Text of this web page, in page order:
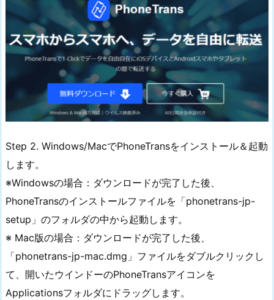
Step 2. Windows/MacでPhoneTransをインストール＆起動
します。
※Windowsの場合：ダウンロードが完了した後、
PhoneTransのインストールファイルを「phonetrans-jp-
setup」のフォルダの中から起動します。
※ Mac版の場合：ダウンロードが完了した後、
「phonetrans-jp-mac.dmg」ファイルをダブルクリックし
て、開いたウインドーのPhoneTransアイコンを
Applicationsフォルダにドラッグします。